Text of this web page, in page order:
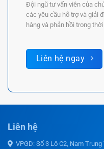
Đội ngũ tư vấn viên của
các yêu cầu hỗ trợ và giải
hàng và phản hồi trong
Liên hệ ngay
Liên hệ
VPGD: Số 3 Lô C2, Nam